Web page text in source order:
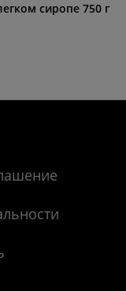
сиропе 750 г